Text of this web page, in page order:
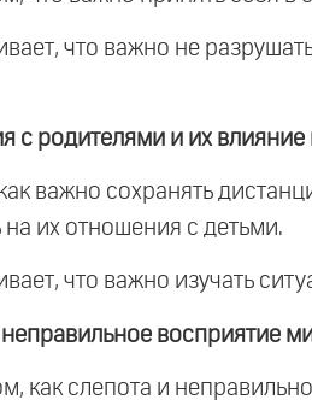
что важно не
с родителями и их влияние
важно сохранять
их отношения с детьми.
что важно изучать
восприятие
как слепота и